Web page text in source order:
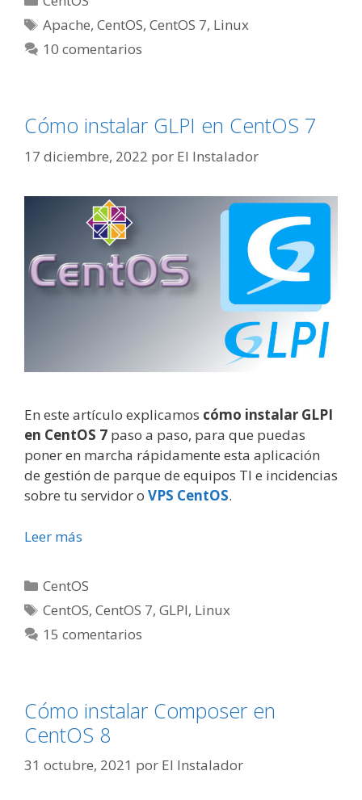
Etiquetas
Apache,CentOS,CentOS 7, Linux
10 comentarios
Cómo instalar GLPI en CentOS 7
17 diciembre, 2022 por El Instalador
En este artículo explicamos cómo instalar GLPI
en CentOS 7 paso a paso, para que puedas
poner en marcha rápidamente esta aplicación
de gestión de parque de equipos TI e incidencias
sobre tu servidor o VPS CentOS.
Leer más
Categorías
CentOS
Etiquetas
CentOS,CentOS 7,GLPI, Linux
15 comentarios
Cómo instalar Composer en
CentOS 8
31 octubre, 2021 por El Instalador